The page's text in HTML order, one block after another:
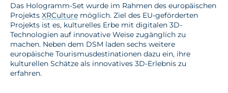
Das Hologramm-Set wurde im Rahmen des europäischen
Projekts XRCulture möglich. Ziel des EU-geförderten
Projekts ist es, kulturelles Erbe mit digitalen 3D-
Technologien auf innovative Weise zugänglich zu
machen. Neben dem DSM laden sechs weitere
europäische Tourismusdestinationen dazu ein, ihre
kulturellen Schätze als innovatives 3D-Erlebnis zu
erfahren.